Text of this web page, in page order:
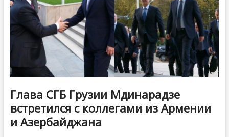
наркотиков
Глава СГБ Грузии Мдинарадзе
встретился с коллегами из Армении
и Азербайджана